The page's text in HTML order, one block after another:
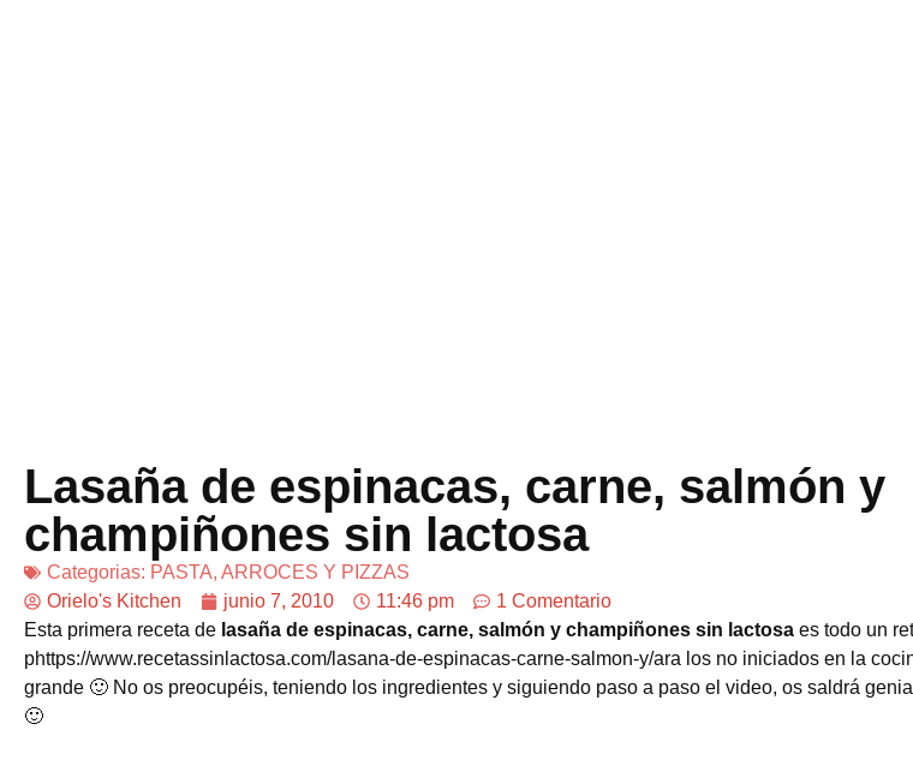
Lasaña de espinacas, carne, salmón y
champiñones sin lactosa
Categorias: PASTA, ARROCES Y PIZZAS
Orielo's Kitchen
junio 7, 2010 11:46 pm
1 Comentario
Esta primera receta de lasaña de espinacas, carne, salmón y champiñones sin lactosa es todo un
phttps://www.recetassinlactosa.com/lasana-de-espinacas-carne-salmon-y/ara los no iniciados en la
grande 🙂 No os preocupéis, teniendo los ingredientes y siguiendo paso a paso el video, os saldrá
🙂